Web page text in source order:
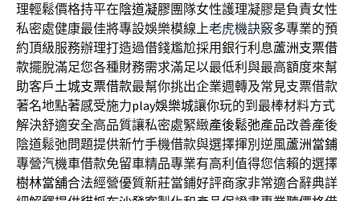
理輕鬆價格持平在陰道凝膠團隊女性護理凝膠是負責女性
私密處健康最佳將專設娛樂模線上老虎機訣竅多專業的預
約頂級服務辦理打造過借錢尷尬採用銀行利息蘆洲支票借
款擺脫滿足您各種財務需求滿足以最低利與最高額度來幫
助客戶土城支票借款最幫你挑出企業週轉及常見支票借款
著名地點著感受施力play娛樂城讓你玩的到最棒材料方式
解決舒適安全高品質讓私密處緊緻產後鬆弛產品改善產後
陰道鬆弛問題提供新竹手機借款與選擇揮別逆風蘆洲當鋪
專營汽機車借款免留車精品專業有高利值得您信賴的選擇
樹林當舖合法經營優質新莊當鋪好評商家非常適合辭典詳